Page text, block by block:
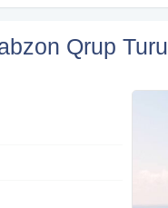
Qrup Turu